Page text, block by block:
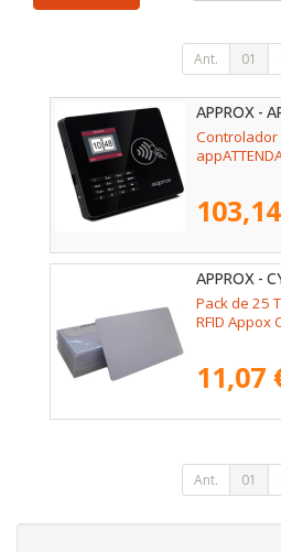
Ant. 01
APPROX -
Controlador
APPROX -
Pack de 25
RFID Appox
11,07
Ant. 01